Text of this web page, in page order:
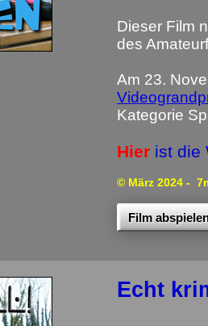
Dieser Film
des
Am 23.
Kategorie
Hier ist die
© März 2024 -
Film
Echt